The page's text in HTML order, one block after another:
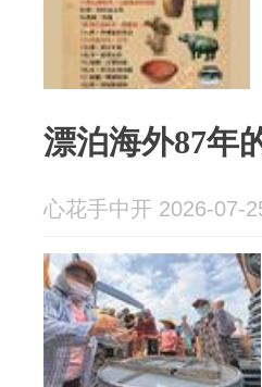
漂泊海外87年
心花手中开 2026-07-